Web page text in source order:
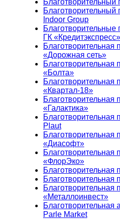
Благотворительный
Благотворительный
Indoor Group
ГК «Кредитэкспресс»
Благотворительная
«Дорожная сеть»
Благотворительная
«Болта»
Благотворительная
«Квартал-18»
Благотворительная
«Галактика»
Благотворительная
Plaut
Благотворительная
«Диасофт»
Благотворительная
«ФлорЭко»
Благотворительная
Благотворительная
Благотворительная
«Металлоинвест»
Parle Market